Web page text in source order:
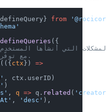
from
defineQueries ({
(({ctx }) =>
, ctx.userID)
, => q.related (
, 'desc' ),